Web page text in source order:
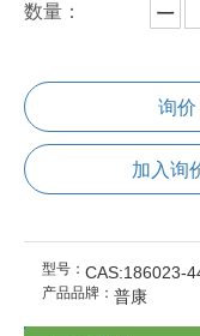
数量：
询价
加入询
型号： CAS:186023-
产品品牌： 普康